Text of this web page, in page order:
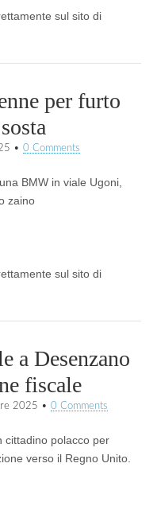
sul sito di
per furto
• 0 Comments
BMW in viale Ugoni,
zaino
sul sito di
a Desenzano
fiscale
2025 • 0 Comments
cittadino polacco per
verso il Regno Unito.